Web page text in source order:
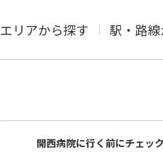
エリアから探す 駅・路
開西病院に行く前にチェッ